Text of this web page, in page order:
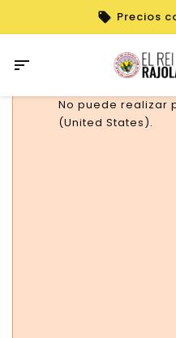
Precios

No puede realizar
(United States).